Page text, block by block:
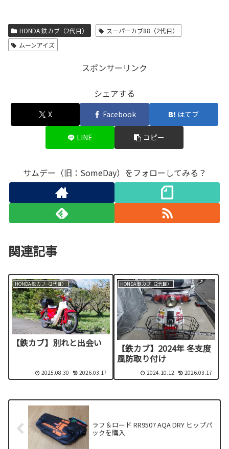
HONDA 鉄カブ（2代目）
スーパーカブ88（2代目）
ムーンアイズ
スポンサーリンク
シェアする
X Facebook はてブ
LINE コピー
サムデー（旧：SomeDay）をフォローしてみる？
関連記事
HONDA 鉄カブ（2代目）
【鉄カブ】別れと出会い
2025.08.30 2026.03.17
HONDA 鉄カブ（2代目）
【鉄カブ】2024年 冬支度
風防取り付け
2024.10.12 2026.03.17
ラフ＆ロード RR9507 AQA DRY ヒップパ
ックを購入